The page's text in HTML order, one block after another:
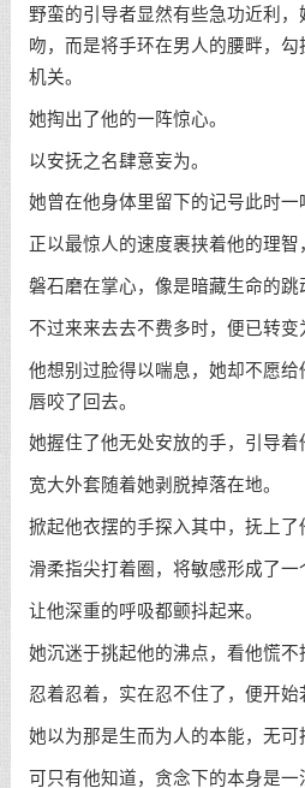
野蛮的引导者显然有些急功近利
吻，而是将手环在男人的腰畔，
机关。
她掏出了他的一阵惊心。
以安抚之名肆意妄为。
她曾在他身体里留下的记号此时一
正以最惊人的速度裹挟着他的理智
磐石磨在掌心，像是暗藏生命的跳
不过来来去去不费多时，便已转变
他想别过脸得以喘息，她却不愿
唇咬了回去。
她握住了他无处安放的手，引导着
宽大外套随着她剥脱掉落在地。
掀起他衣摆的手探入其中，抚上了
滑柔指尖打着圈，将敏感形成了一
让他深重的呼吸都颤抖起来。
她沉迷于挑起他的沸点，看他慌不
忍着忍着，实在忍不住了，便开始
她以为那是生而为人的本能，无可
可只有他知道，贪念下的本身是一